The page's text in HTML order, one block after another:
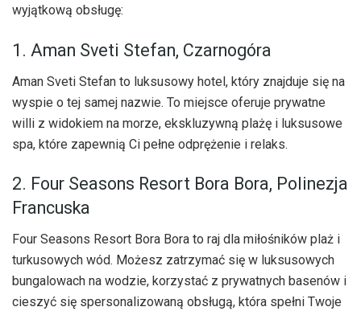
wyjątkową obsługę:
1. Aman Sveti Stefan, Czarnogóra
Aman Sveti Stefan to luksusowy hotel, który znajduje się na
wyspie o tej samej nazwie. To miejsce oferuje prywatne
willi z widokiem na morze, ekskluzywną plażę i luksusowe
spa, które zapewnią Ci pełne odprężenie i relaks.
2. Four Seasons Resort Bora Bora, Polinezja
Francuska
Four Seasons Resort Bora Bora to raj dla miłośników plaż i
turkusowych wód. Możesz zatrzymać się w luksusowych
bungalowach na wodzie, korzystać z prywatnych basenów i
cieszyć się spersonalizowaną obsługą, która spełni Twoje